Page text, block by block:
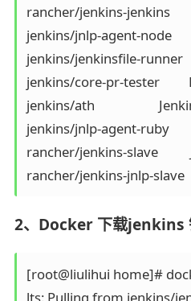
rancher/jenkins-jenkins
jenkins/jnlp-agent-node
jenkins/jenkinsfile-
jenkins/core-pr-tester
jenkins/ath
jenkins/jnlp-agent-ruby
rancher/jenkins-slave
2、Docker 下载jenkins
[root@liulihui home]#
lts: Pulling from jenkins/